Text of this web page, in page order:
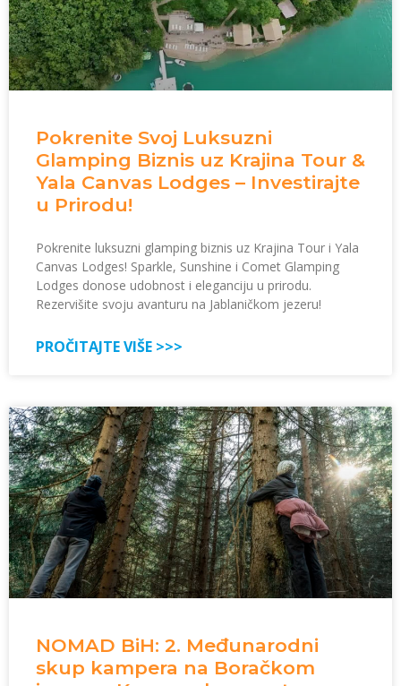
Pokrenite Svoj Luksuzni
Glamping Biznis uz Krajina Tour &
Yala Canvas Lodges – Investirajte
u Prirodu!
Pokrenite luksuzni glamping biznis uz Krajina Tour i Yala
Canvas Lodges! Sparkle, Sunshine i Comet Glamping
Lodges donose udobnost i eleganciju u prirodu.
Rezervišite svoju avanturu na Jablaničkom jezeru!
PROČITAJTE VIŠE >>>
NOMAD BiH: 2. Međunarodni
skup kampera na Boračkom